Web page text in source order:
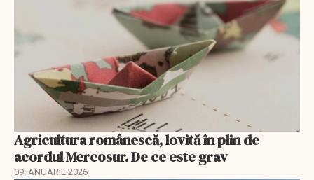
Agricultura românescă, lovită în plin de
acordul Mercosur. De ce este grav
09 IANUARIE 2026